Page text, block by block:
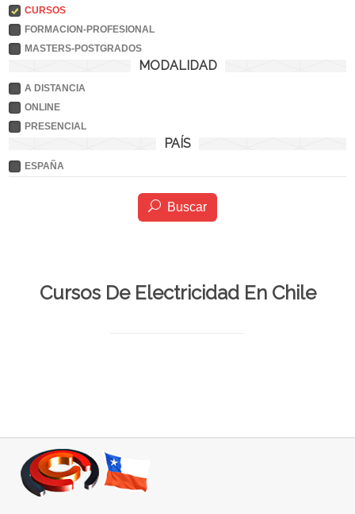
CURSOS
FORMACION-PROFESIONAL
MASTERS-POSTGRADOS
MODALIDAD
A DISTANCIA
ONLINE
PRESENCIAL
PAÍS
ESPAÑA
Buscar
Cursos De Electricidad En Chile